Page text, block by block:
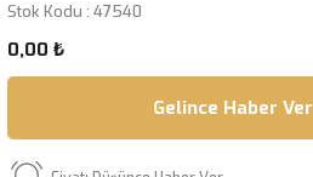
Stok Kodu : 47540
0,00 ₺
Gelince Haber Ver